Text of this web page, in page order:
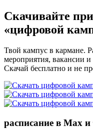
Скачивайте
«цифровой
Твой кампус в кармане.
мероприятия, вакансии
Скачай бесплатно и не
расписание в Max и